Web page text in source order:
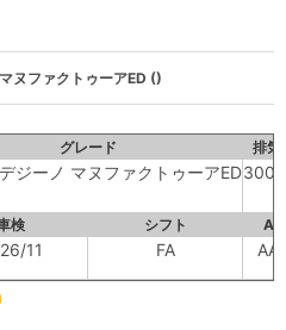
ヌファクトゥーアED ()
グレード 排気
ジーノ マヌファクトゥーアED
検 シフト AC
11 FA